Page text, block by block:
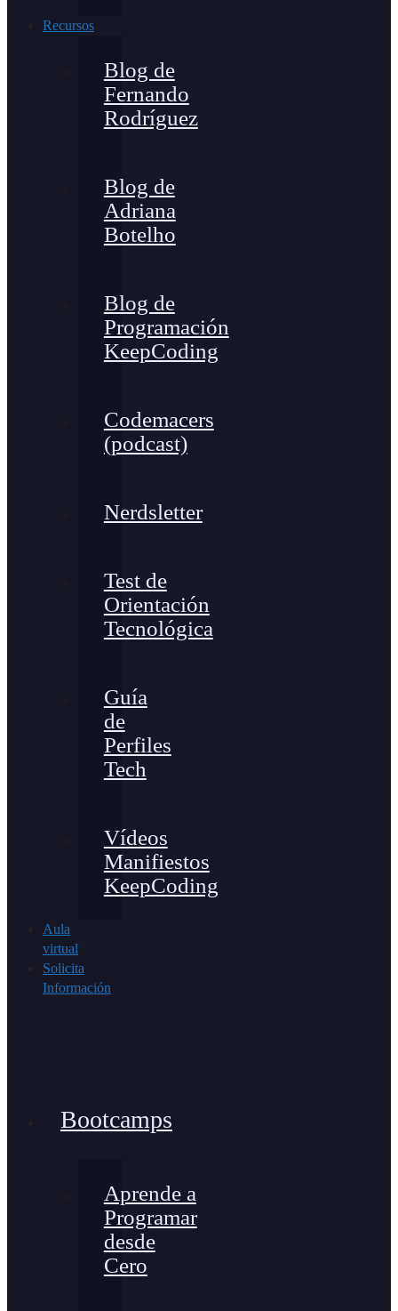
Recursos
Blog de
Fernando
Rodríguez
Blog de
Adriana
Botelho
Blog de
Programación
KeepCoding
Codemacers
(podcast)
Nerdsletter
Test de
Orientación
Tecnológica
Guía
de
Perfiles
Tech
Vídeos
Manifiestos
KeepCoding
Aula
virtual
Solicita
Información
Bootcamps
Aprende a
Programar
desde
Cero